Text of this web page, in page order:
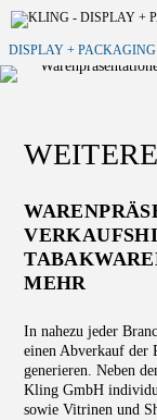
DISPLAY + PACKAGING
MEHR
In nahezu jeder
einen Abverkauf der
generieren. Neben
Kling GmbH
sowie Vitrinen und